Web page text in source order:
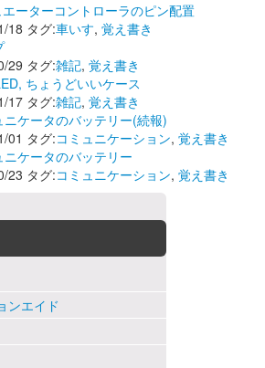
ーターコントローラのピン配置
18 タグ:車いす, 覚え書き
29 タグ:雑記, 覚え書き
ちょうどいいケース
17 タグ:雑記, 覚え書き
ニケータのバッテリー(続報)
01 タグ:コミュニケーション, 覚え書き
ケータのバッテリー
23 タグ:コミュニケーション, 覚え書き
ンエイド